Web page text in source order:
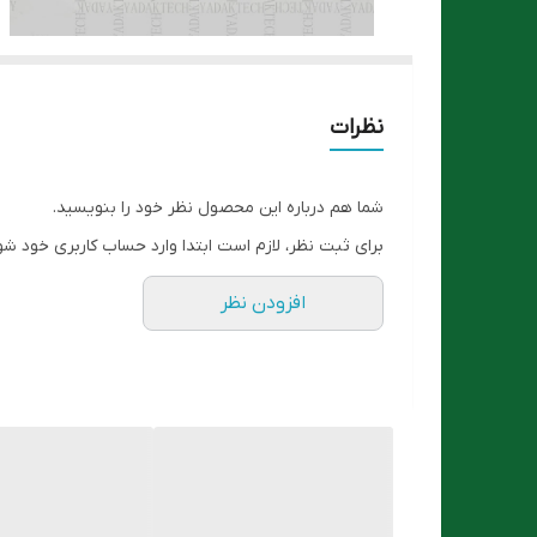
نظرات
شما هم درباره این محصول نظر خود را بنویسید.
برای ثبت نظر، لازم است ابتدا وارد حساب کاربری خود
افزودن نظر